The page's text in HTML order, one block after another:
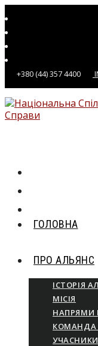
до
вмісту
+380 (44) 357 4400
ГОЛОВНА
ПРО АЛЬЯНС
ІСТОРІЯ
МІСІЯ
НАПРЯМИ
КОМАНДА